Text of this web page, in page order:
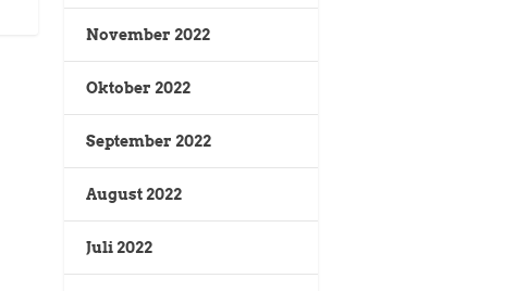
November 2022
Oktober 2022
September 2022
August 2022
Juli 2022